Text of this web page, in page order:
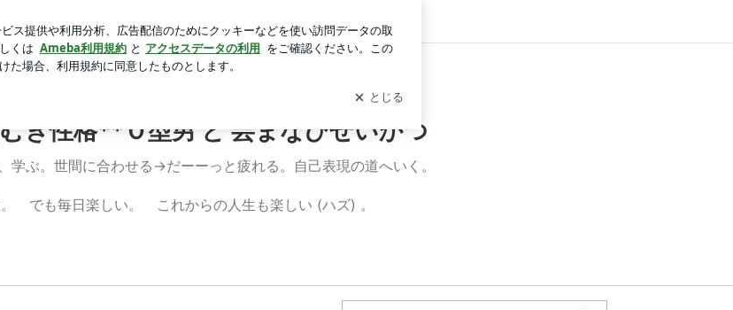
いかつ
ログイン
き性格**Ｏ型男 と 芸まなびせいかつ
学ぶ。世間に合わせる→だーーっと疲れる。自己表現の道へいく。
でも毎日楽しい。 これからの人生も楽しい (ハズ) 。